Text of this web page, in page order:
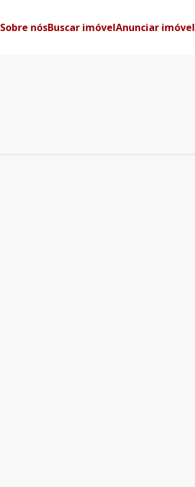
Sobre nósBuscar imóvelAnunciar imóvel